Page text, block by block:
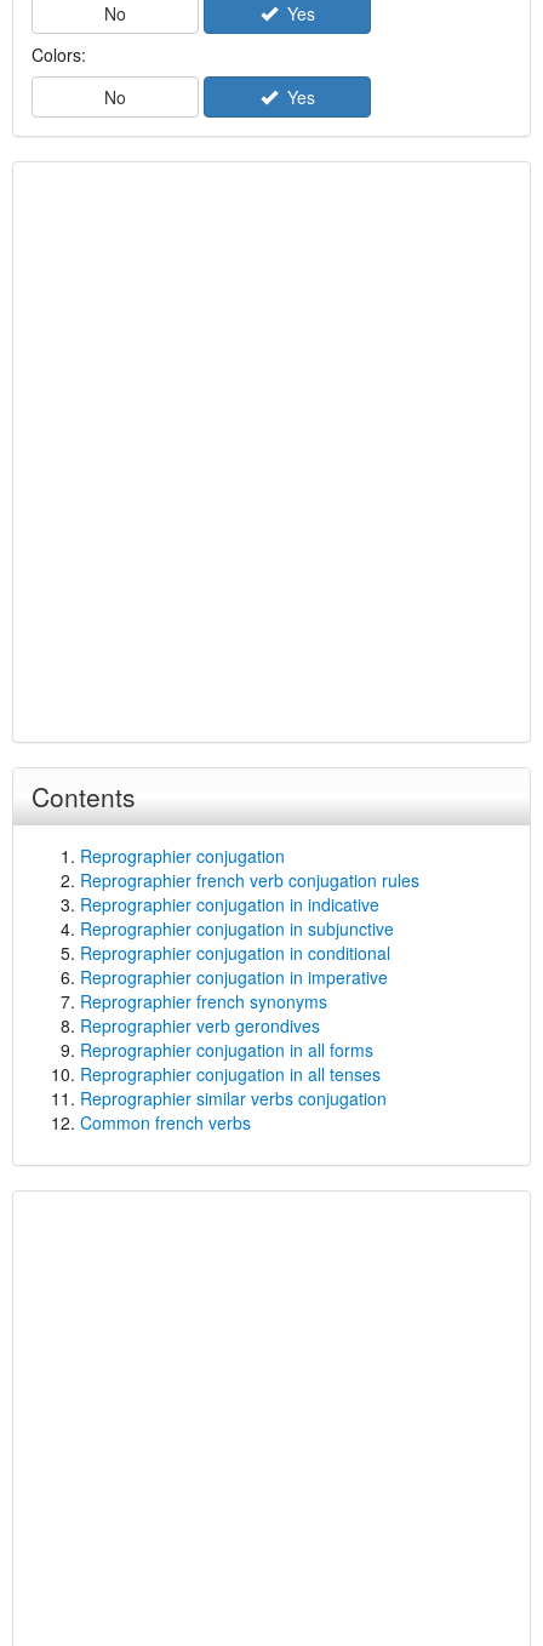
No
Yes
Colors:
No
Yes
Contents
Reprographier conjugation
Reprographier french verb conjugation rules
Reprographier conjugation in indicative
Reprographier conjugation in subjunctive
Reprographier conjugation in conditional
Reprographier conjugation in imperative
Reprographier french synonyms
Reprographier verb gerondives
Reprographier conjugation in all forms
Reprographier conjugation in all tenses
Reprographier similar verbs conjugation
Common french verbs